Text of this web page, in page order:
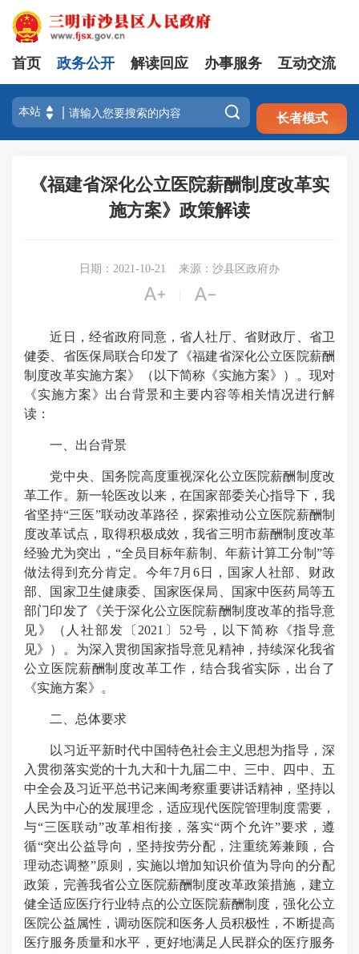
注册 登录
首页 政务公开 解读回应 办事服务 互动交流
 长者模式
《福建省深化公立医院薪酬制度改革实
施方案》政策解读
日期：2021-10-21 来源：沙县区政府办
 
近日，经省政府同意，省人社厅、省财政厅、省卫
健委、省医保局联合印发了《福建省深化公立医院薪酬
制度改革实施方案》（以下简称《实施方案》）。现对
《实施方案》出台背景和主要内容等相关情况进行解
读：
一、出台背景
党中央、国务院高度重视深化公立医院薪酬制度改
革工作。新一轮医改以来，在国家部委关心指导下，我
省坚持“三医”联动改革路径，探索推动公立医院薪酬制
度改革试点，取得积极成效，我省三明市薪酬制度改革
经验尤为突出，“全员目标年薪制、年薪计算工分制”等
做法得到充分肯定。今年7月6日，国家人社部、财政
部、国家卫生健康委、国家医保局、国家中医药局等五
部门印发了《关于深化公立医院薪酬制度改革的指导意
见》（人社部发〔2021〕52号，以下简称《指导意
见》）。为深入贯彻国家指导意见精神，持续深化我省
公立医院薪酬制度改革工作，结合我省实际，出台了
《实施方案》。
二、总体要求
以习近平新时代中国特色社会主义思想为指导，深
入贯彻落实党的十九大和十九届二中、三中、四中、五
中全会及习近平总书记来闽考察重要讲话精神，坚持以
人民为中心的发展理念，适应现代医院管理制度需要，
与“三医联动”改革相衔接，落实“两个允许”要求，遵
循“突出公益导向，坚持按劳分配，注重统筹兼顾，合
理动态调整”原则，实施以增加知识价值为导向的分配
政策，完善我省公立医院薪酬制度改革政策措施，建立
健全适应医疗行业特点的公立医院薪酬制度，强化公立
医院公益属性，调动医院和医务人员积极性，不断提高
医疗服务质量和水平，更好地满足人民群众的医疗服务